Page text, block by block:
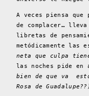
A veces piensa
de complacer…
libretas de
metódicamente las
neta
que culpa
las noches pide en
bien de que va
Rosa de